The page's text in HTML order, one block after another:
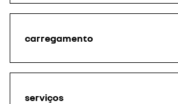
carregamento
serviços